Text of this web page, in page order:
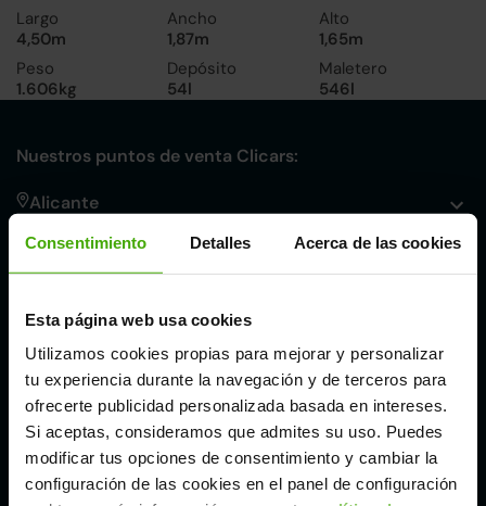
Consentimiento Detalles Acerca de las cookies
Esta página web usa cookies
Utilizamos cookies propias para mejorar y personalizar
tu experiencia durante la navegación y de terceros para
ofrecerte publicidad personalizada basada en intereses.
Si aceptas, consideramos que admites su uso. Puedes
modificar tus opciones de consentimiento y cambiar la
configuración de las cookies en el panel de configuración
Largo
4,50m
Ancho
1,87m
Alto
1,65m
Peso
1.606kg
Depósito
54l
Maletero
546l
Nuestros puntos de venta Clicars:
Alicante
Córdoba
Madrid
Málaga
Valencia